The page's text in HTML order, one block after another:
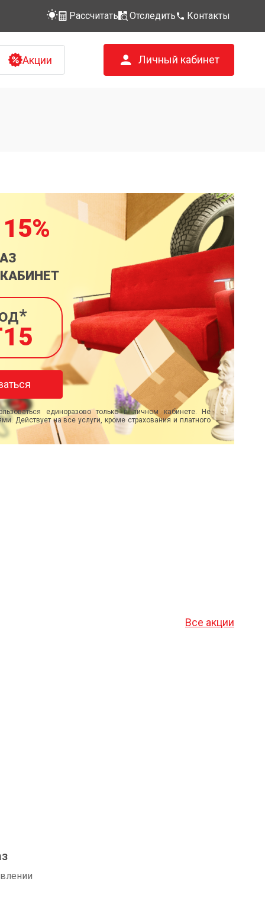
Рассчитать Отследить Контакты
Акции Личный кабинет
единоразово только в личном кабинете. Не
Действует на все услуги, кроме страхования и платного
Все акции